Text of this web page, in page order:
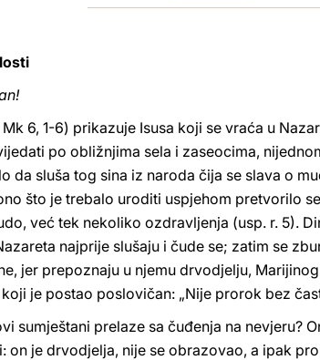
6, 1-6) prikazuje Isusa koji se vraća u
po obližnjima sela i zaseocima,
da sluša tog sina iz naroda čija se slava o
što je trebalo uroditi uspjehom pretvorilo
već tek nekoliko ozdravljenja (usp. r. 5).
najprije slušaju i čude se; zatim se
jer prepoznaju u njemu drvodjelju,
je postao poslovičan: „Nije prorok bez
sumještani prelaze sa čuđenja na nevjeru?
on je drvodjelja, nije se obrazovao, a ipak